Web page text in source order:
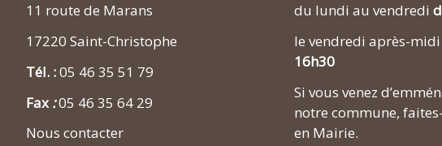
11 route de Marans
17220 Saint-Christophe
Tél. :05 46 35 51 79
Fax :05 46 35 64 29
Nous contacter
du lundi au vendredi
le vendredi après-midi
16h30
Si vous venez
notre commune,
en Mairie.